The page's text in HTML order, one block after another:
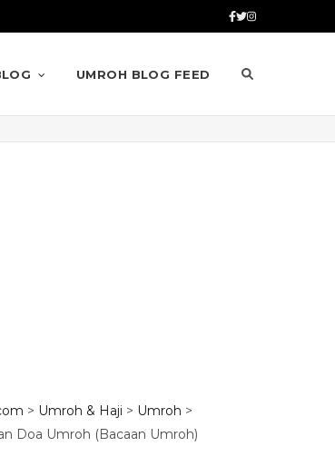
UMROH BLOG FEED
> Umroh & Haji > Umroh >
Doa Umroh (Bacaan Umroh)